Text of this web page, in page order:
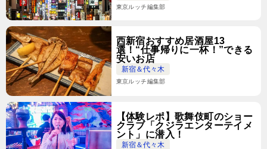
東京ルッチ編集部
西新宿おすすめ居酒屋13
選！“仕事帰りに一杯！”できる
安いお店
新宿＆代々木
東京ルッチ編集部
【体験レポ】歌舞伎町のショー
クラブ「クジラエンターテイメ
ント」に潜入！
新宿＆代々木